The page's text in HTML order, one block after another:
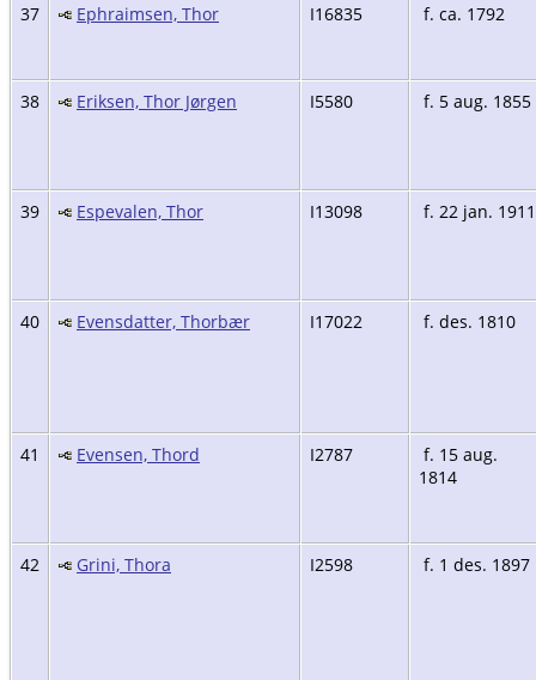
37 Ephraimsen, Thor I16835 f. ca. 1792
38 Eriksen, Thor Jørgen I5580 f. 5 aug. 1855
39 Espevalen, Thor I13098 f. 22 jan. 1911
40 Evensdatter, Thorbær I17022 f. des. 1810
41 Evensen, Thord I2787
f. 15 aug.
1814
42 Grini, Thora I2598 f. 1 des. 1897